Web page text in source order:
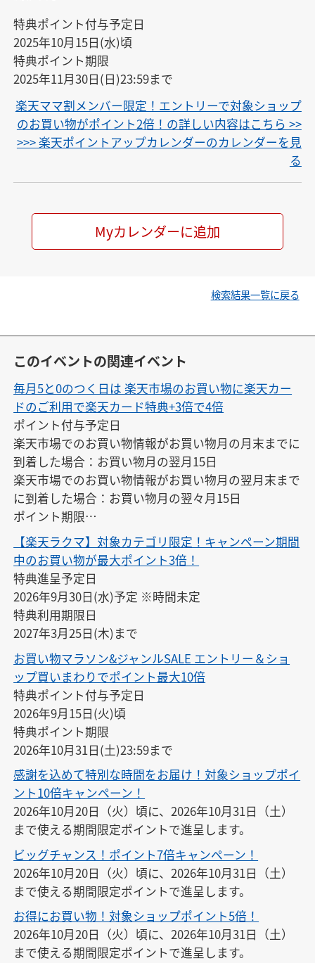
特典ポイント付与予定日
2025年10月15日(水)頃
特典ポイント期限
2025年11月30日(日)23:59まで
楽天ママ割メンバー限定！エントリーで対象ショップ
のお買い物がポイント2倍！の詳しい内容はこちら >>
>>> 楽天ポイントアップカレンダーのカレンダーを見
る
Myカレンダーに追加
検索結果一覧に戻る
このイベントの関連イベント
毎月5と0のつく日は 楽天市場のお買い物に楽天カー
ドのご利用で楽天カード特典+3倍で4倍
ポイント付与予定日
楽天市場でのお買い物情報がお買い物月の月末までに
到着した場合：お買い物月の翌月15日
楽天市場でのお買い物情報がお買い物月の翌月末まで
に到着した場合：お買い物月の翌々月15日
ポイント期限
付与の翌月末日23:59
【楽天ラクマ】対象カテゴリ限定！キャンペーン期間
中のお買い物が最大ポイント3倍！
特典進呈予定日
2026年9月30日(水)予定 ※時間未定
特典利用期限日
2027年3月25日(木)まで
お買い物マラソン&ジャンルSALE エントリー＆ショ
ップ買いまわりでポイント最大10倍
特典ポイント付与予定日
2026年9月15日(火)頃
特典ポイント期限
2026年10月31日(土)23:59まで
感謝を込めて特別な時間をお届け！対象ショップポイ
ント10倍キャンペーン！
2026年10月20日（火）頃に、2026年10月31日（土）
まで使える期間限定ポイントで進呈します。
ビッグチャンス！ポイント7倍キャンペーン！
2026年10月20日（火）頃に、2026年10月31日（土）
まで使える期間限定ポイントで進呈します。
お得にお買い物！対象ショップポイント5倍！
2026年10月20日（火）頃に、2026年10月31日（土）
まで使える期間限定ポイントで進呈します。